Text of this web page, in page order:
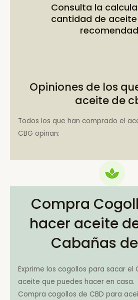
Consulta la
cantidad de aceite
Opiniones de los
aceite de
Todos los que han comprado el
CBG opinan:
Compra
hacer aceite
Cabañas
Exprime los cogollos para sacar el
aceite que puedes hacer en casa.
Compra cogollos de CBD para